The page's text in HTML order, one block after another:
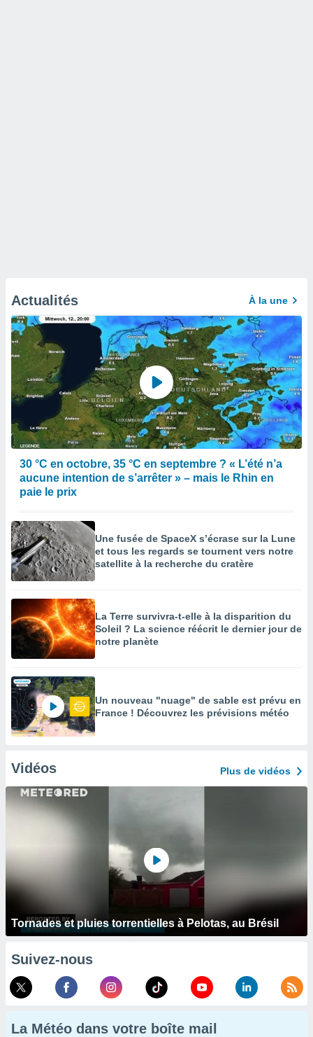
Actualités À la une
30 °C en octobre, 35 °C en septembre ? « L’été n’a
aucune intention de s’arrêter » – mais le Rhin en
paie le prix
Une fusée de SpaceX s’écrase sur la Lune
et tous les regards se tournent vers notre
satellite à la recherche du cratère
La Terre survivra-t-elle à la disparition du
Soleil ? La science réécrit le dernier jour de
notre planète
Un nouveau "nuage" de sable est prévu en
France ! Découvrez les prévisions météo
Vidéos Plus de vidéos
Tornades et pluies torrentielles à Pelotas, au Brésil
Suivez-nous
La Météo dans votre boîte mail